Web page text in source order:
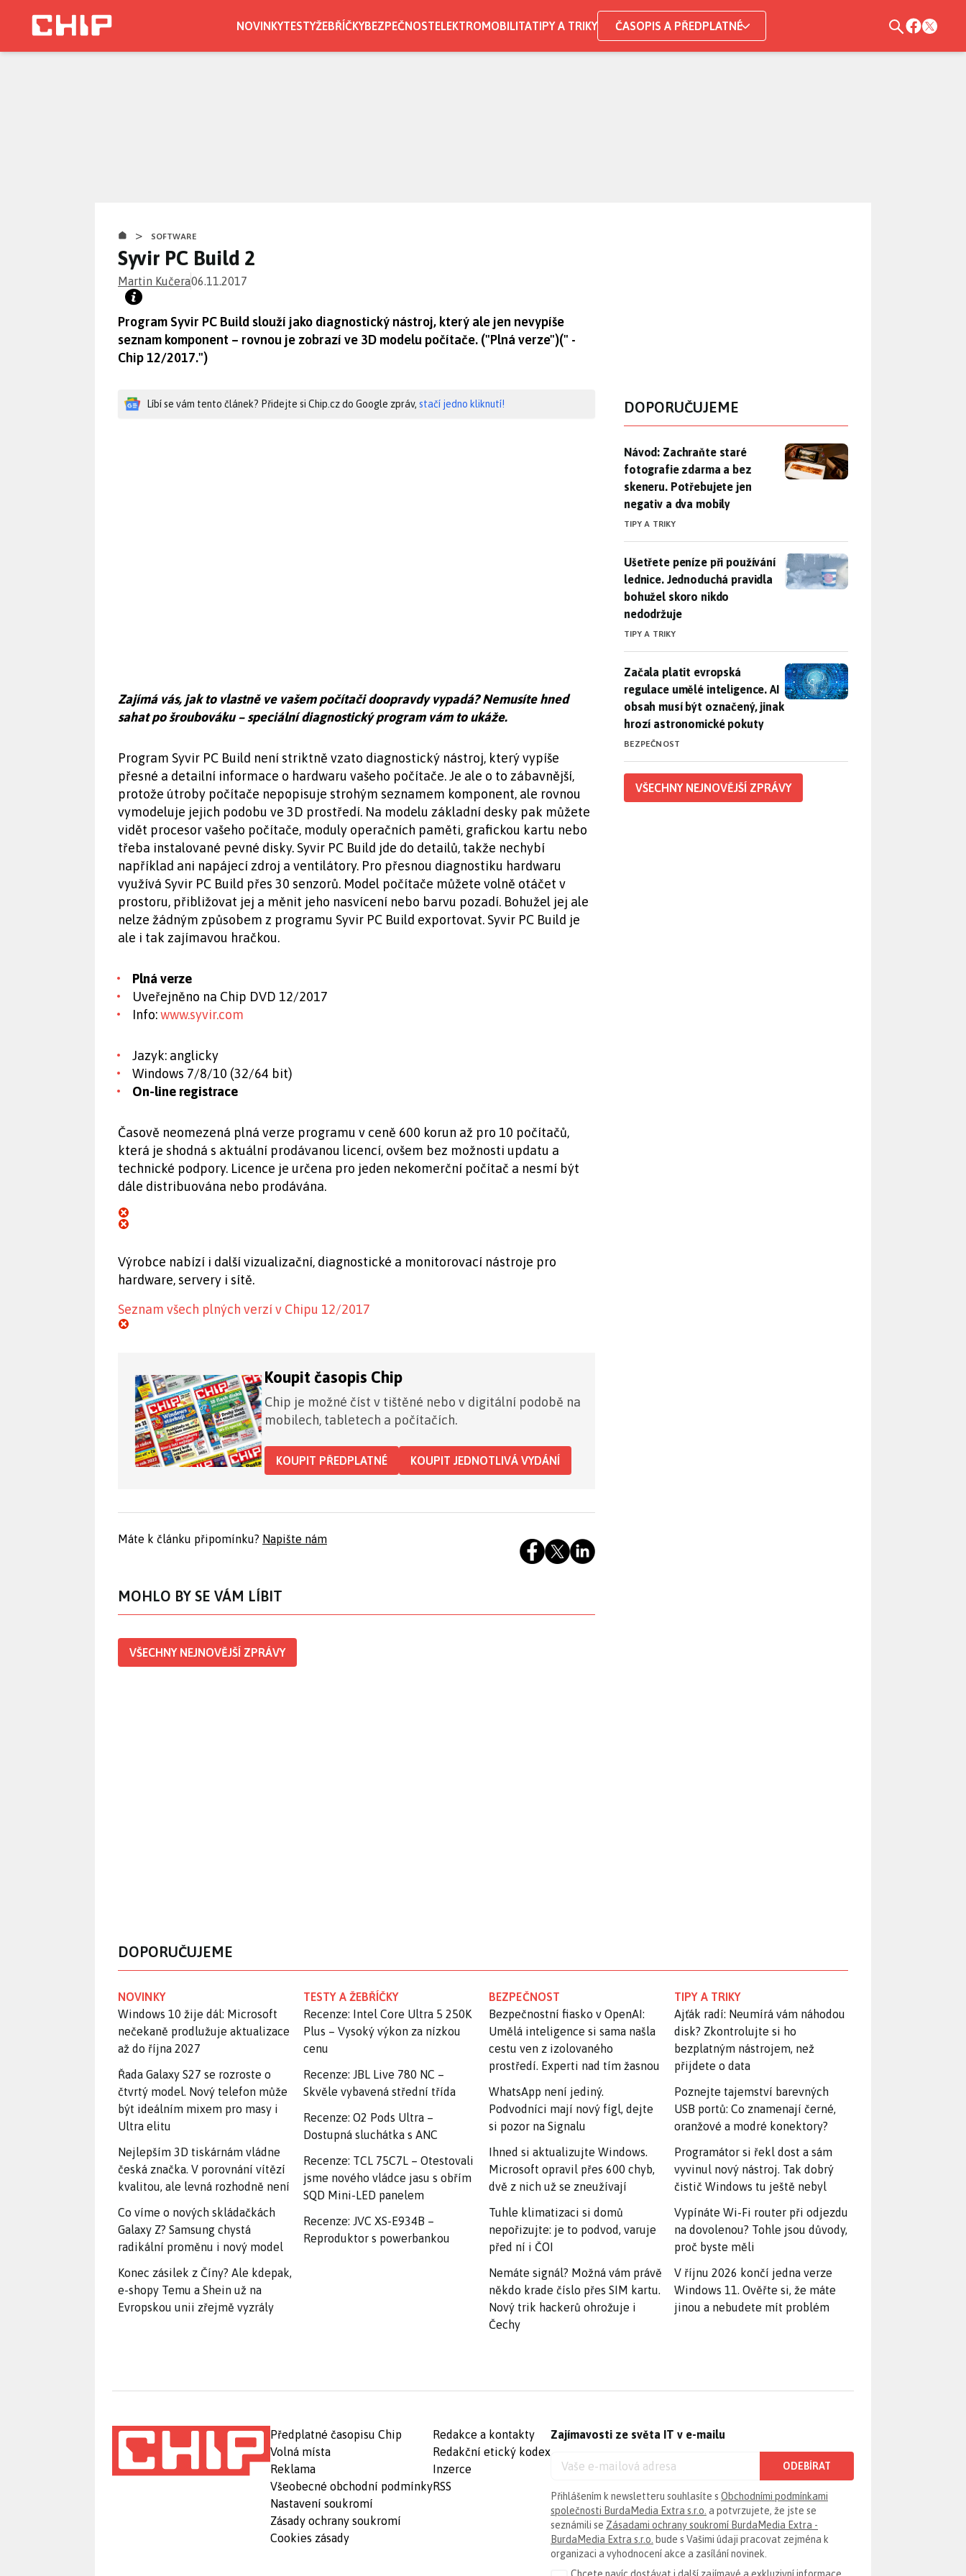
NOVINKYTESTYŽEBŘÍČKYBEZPEČNOSTELEKTROMOBILITATIPY A TRIKY ČASOPIS A PŘEDPLATNÉ
> SOFTWARE
Syvir PC Build 2
Martin Kučera06.11.2017
Program Syvir PC Build slouží jako diagnostický nástroj, který ale jen nevypíše
seznam komponent – rovnou je zobrazí ve 3D modelu počítače. ("Plná verze")(" -
Chip 12/2017.")
Líbí se vám tento článek? Přidejte si Chip.cz do Google zpráv, stačí jedno kliknutí!
Zajímá vás, jak to vlastně ve vašem počítači doopravdy vypadá? Nemusíte hned
sahat po šroubováku – speciální diagnostický program vám to ukáže.
Program Syvir PC Build není striktně vzato diagnostický nástroj, který vypíše
přesné a detailní informace o hardwaru vašeho počítače. Je ale o to zábavnější,
protože útroby počítače nepopisuje strohým seznamem komponent, ale rovnou
vymodeluje jejich podobu ve 3D prostředí. Na modelu základní desky pak můžete
vidět procesor vašeho počítače, moduly operačních paměti, grafickou kartu nebo
třeba instalované pevné disky. Syvir PC Build jde do detailů, takže nechybí
například ani napájecí zdroj a ventilátory. Pro přesnou diagnostiku hardwaru
využívá Syvir PC Build přes 30 senzorů. Model počítače můžete volně otáčet v
prostoru, přibližovat jej a měnit jeho nasvícení nebo barvu pozadí. Bohužel jej ale
nelze žádným způsobem z programu Syvir PC Build exportovat. Syvir PC Build je
ale i tak zajímavou hračkou.
Plná verze
Uveřejněno na Chip DVD 12/2017
Info:www.syvir.com
Jazyk: anglicky
Windows 7/8/10 (32/64 bit)
On-line registrace
Časově neomezená plná verze programu v ceně 600 korun až pro 10 počítačů,
která je shodná s aktuální prodávanou licencí, ovšem bez možnosti updatu a
technické podpory. Licence je určena pro jeden nekomerční počítač a nesmí být
dále distribuována nebo prodávána.
Výrobce nabízí i další vizualizační, diagnostické a monitorovací nástroje pro
hardware, servery i sítě.
Seznam všech plných verzí v Chipu 12/2017
Koupit časopis Chip
Chip je možné číst v tištěné nebo v digitální podobě na
mobilech, tabletech a počítačích.
KOUPIT PŘEDPLATNÉ KOUPIT JEDNOTLIVÁ VYDÁNÍ
Máte k článku připomínku? Napište nám
MOHLO BY SE VÁM LÍBIT
VŠECHNY NEJNOVĚJŠÍ ZPRÁVY
DOPORUČUJEME
Návod: Zachraňte staré fotografie zdarma a bez skeneru.
Návod: Zachraňte staré
fotografie zdarma a bez
skeneru. Potřebujete jen
negativ a dva mobily
TIPY A TRIKY
Ušetřete peníze při používání lednice. Jednoduchá pravidla
Ušetřete peníze při používání
lednice. Jednoduchá pravidla
bohužel skoro nikdo
nedodržuje
TIPY A TRIKY
Začala platit evropská regulace umělé inteligence. AI obsah
Začala platit evropská
regulace umělé inteligence. AI
obsah musí být označený, jinak
hrozí astronomické pokuty
BEZPEČNOST
VŠECHNY NEJNOVĚJŠÍ ZPRÁVY
DOPORUČUJEME
NOVINKY
Windows 10 žije dál: Microsoft
nečekaně prodlužuje aktualizace
až do října 2027
Řada Galaxy S27 se rozroste o
čtvrtý model. Nový telefon může
být ideálním mixem pro masy i
Ultra elitu
Nejlepším 3D tiskárnám vládne
česká značka. V porovnání vítězí
kvalitou, ale levná rozhodně není
Co víme o nových skládačkách
Galaxy Z? Samsung chystá
radikální proměnu i nový model
Konec zásilek z Číny? Ale kdepak,
e-shopy Temu a Shein už na
Evropskou unii zřejmě vyzrály
TESTY A ŽEBŘÍČKY
Recenze: Intel Core Ultra 5 250K
Plus – Vysoký výkon za nízkou
cenu
Recenze: JBL Live 780 NC –
Skvěle vybavená střední třída
Recenze: O2 Pods Ultra –
Dostupná sluchátka s ANC
Recenze: TCL 75C7L – Otestovali
jsme nového vládce jasu s obřím
SQD Mini-LED panelem
Recenze: JVC XS-E934B –
Reproduktor s powerbankou
BEZPEČNOST
Bezpečnostní fiasko v OpenAI:
Umělá inteligence si sama našla
cestu ven z izolovaného
prostředí. Experti nad tím žasnou
WhatsApp není jediný.
Podvodníci mají nový fígl, dejte
si pozor na Signalu
Ihned si aktualizujte Windows.
Microsoft opravil přes 600 chyb,
dvě z nich už se zneužívají
Tuhle klimatizaci si domů
nepořizujte: je to podvod, varuje
před ní i ČOI
Nemáte signál? Možná vám právě
někdo krade číslo přes SIM kartu.
Nový trik hackerů ohrožuje i
Čechy
TIPY A TRIKY
Ajťák radí: Neumírá vám náhodou
disk? Zkontrolujte si ho
bezplatným nástrojem, než
přijdete o data
Poznejte tajemství barevných
USB portů: Co znamenají černé,
oranžové a modré konektory?
Programátor si řekl dost a sám
vyvinul nový nástroj. Tak dobrý
čistič Windows tu ještě nebyl
Vypínáte Wi-Fi router při odjezdu
na dovolenou? Tohle jsou důvody,
proč byste měli
V říjnu 2026 končí jedna verze
Windows 11. Ověřte si, že máte
jinou a nebudete mít problém
Předplatné časopisu Chip
Volná místa
Reklama
Všeobecné obchodní podmínky
Nastavení soukromí
Zásady ochrany soukromí
Cookies zásady
Redakce a kontakty
Redakční etický kodex
Inzerce
RSS
Zajímavosti ze světa IT v e-mailu
ODEBÍRAT
Přihlášením k newsletteru souhlasíte s Obchodními podmínkami
společnosti BurdaMedia Extra s.r.o. a potvrzujete, že jste se
seznámili se Zásadami ochrany soukromí BurdaMedia Extra -
BurdaMedia Extra s.r.o. bude s Vašimi údaji pracovat zejména k
organizaci a vyhodnocení akce a zasílání novinek.